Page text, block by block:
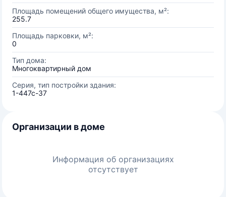
Площадь помещений общего имущества, м²:
255.7
Площадь парковки, м²:
0
Тип дома:
Многоквартирный дом
Серия, тип постройки здания:
1-447с-37
Организации в доме
Информация об организациях
отсутствует